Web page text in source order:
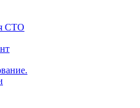
СТО